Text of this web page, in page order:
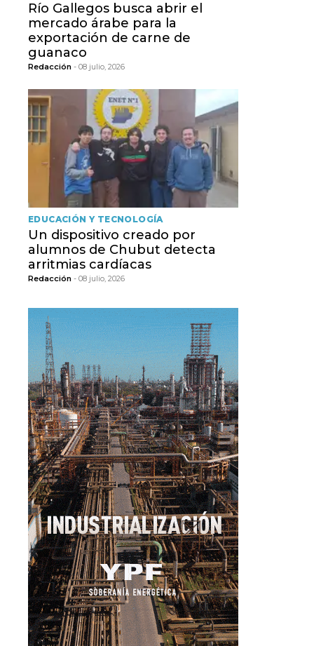
Río Gallegos busca abrir el
mercado árabe para la
exportación de carne de
guanaco
Redacción - 08 julio, 2026
EDUCACIÓN Y TECNOLOGÍA
Un dispositivo creado por
alumnos de Chubut detecta
arritmias cardíacas
Redacción - 08 julio, 2026